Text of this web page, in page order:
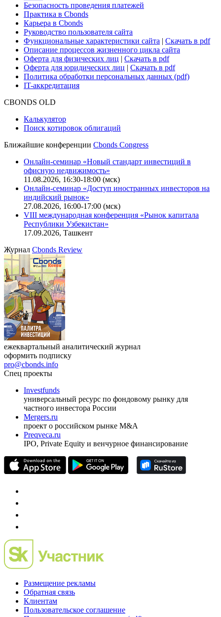
Безопасность проведения платежей
Практика в Cbonds
Карьера в Cbonds
Руководство пользователя сайта
Функциональные характеристики сайта | Скачать в pdf
Описание процессов жизненного цикла сайта
Оферта для физических лиц | Скачать в pdf
Оферта для юридических лиц | Скачать в pdf
Политика обработки персональных данных (pdf)
IT-аккредитация
CBONDS OLD
Калькулятор
Поиск котировок облигаций
Ближайшие конференции Cbonds Congress
Онлайн-семинар «Новый стандарт инвестиций в
офисную недвижимость»
11.08.2026, 16:30-18:00 (мск)
Онлайн-семинар «Доступ иностранных инвесторов на
индийский рынок»
27.08.2026, 16:00-17:00 (мск)
VIII международная конференция «Рынок капитала
Республики Узбекистан»
17.09.2026, Ташкент
Журнал Cbonds Review
ежеквартальный аналитический журнал
оформить подписку
pro@cbonds.info
Спец проекты
Investfunds
универсальный ресурс по фондовому рынку для
частного инвестора России
Mergers.ru
проект о российском рынке M&A
Preqveca.ru
IPO, Private Equity и венчурное финансирование
Размещение рекламы
Обратная связь
Клиентам
Пользовательское соглашение